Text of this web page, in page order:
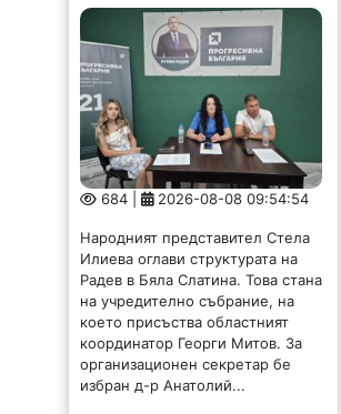
684 | 2026-08-08 09:54:54
Народният представител Стела
Илиева оглави структурата на
Радев в Бяла Слатина. Това стана
на учредително събрание, на
което присъства областният
координатор Георги Митов. За
организационен секретар бе
избран д-р Анатолий...